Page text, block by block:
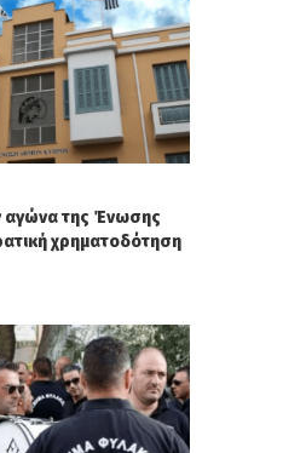
αγώνα της Ένωσης
χρηματοδότηση